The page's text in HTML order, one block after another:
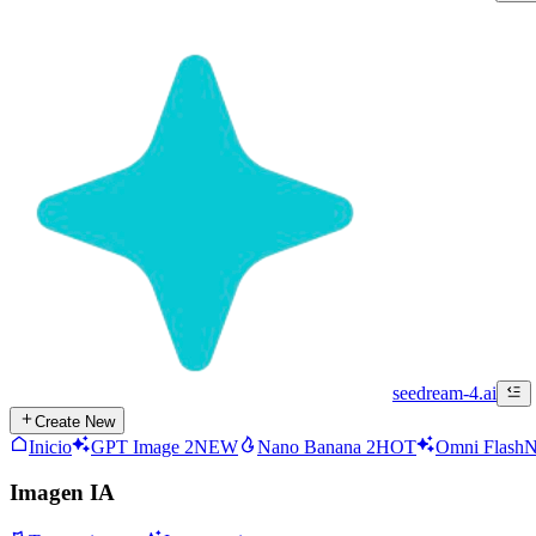
seedream-4.ai
Create New
Inicio GPT Image 2NEW Nano Banana 2HOT Omni Flash
Imagen IA